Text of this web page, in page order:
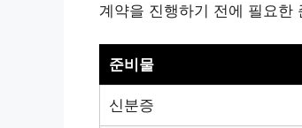
계약을 진행하기 전에 필요한
준비물
신분증